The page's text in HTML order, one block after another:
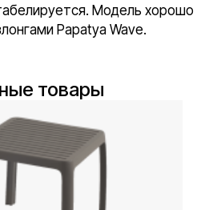
Модель хорошо
Papatya Wave.
товары